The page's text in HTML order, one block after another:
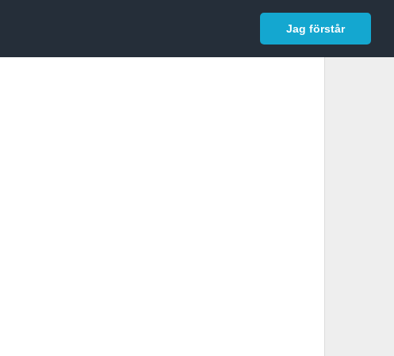
Jag förstår
Logga in